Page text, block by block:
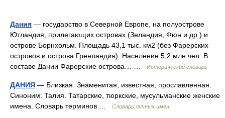
Дания — государство в Северной Европе, на полуострове
Ютландия, прилегающих островах (Зеландия, Фюн и др.) и
острове Борнхольм. Площадь 43,1 тыс. км2 (без Фарерских
островов и острова Гренландия). Население 5,2 млн.чел. В
составе Дании Фарерские острова… …
Исторический словарь
ДАНИЯ — Близкая. Знаменитая, известная, прославленная.
Синоним: Талия. Татарские, тюркские, мусульманские женские
имена. Словарь терминов …
Словарь личных имен